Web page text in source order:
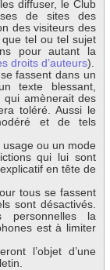
diffuser, le Club
de sites des
des visiteurs des
que tel ou tel sujet
pour autant la
droits d’auteurs).
fassent dans un
texte blessant,
amènerait des
toléré. Aussi le
et de tels
ou un mode
qui lui sont
en tête de
tous se fassent
sont désactivés.
personnelles la
est à limiter
l’objet d’une